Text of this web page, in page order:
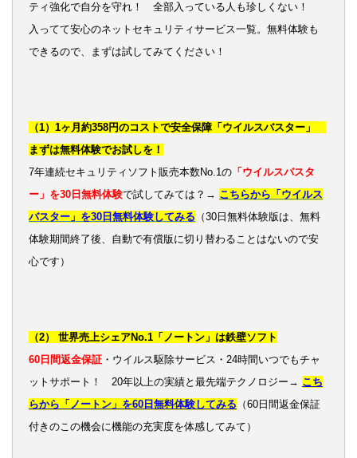
ティ強化で自分を守れ！ 全部入っている人も珍しくない！
入ってて安心のネットセキュリティサービス一覧。無料体験も
できるので、まずは試してみてください！
（1）1ヶ月約358円のコストで安全保障「ウイルスバスター」
まずは無料体験でお試しを！
7年連続セキュリティソフト販売本数No.1の 「ウイルスバスタ
ー」を30日無料体験で試してみては？→ こちらから「ウイルス
バスター」を30日無料体験してみる （30日無料体験版は、無料
体験期間終了後、自動で有償版に切り替わることはないので安
心です）
（2） 世界売上シェアNo.1「ノートン」は鉄壁ソフト
60日間返金保証 ・ウイルス駆除サービス・24時間いつでもチャ
ットサポート！ 20年以上の実績と最先端テクノロジー→ こち
らから「ノートン」を60日無料体験してみる （60日間返金保証
付きのこの機会に機能の充実度を体感してみて）